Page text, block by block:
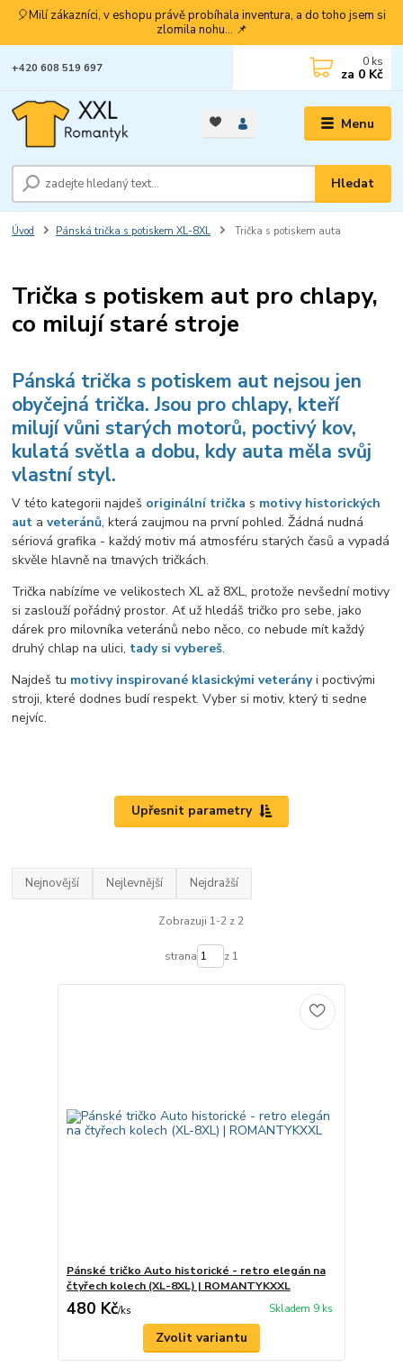
🎈Milí zákazníci, v eshopu právě probíhala inventura, a do toho jsem si
zlomila nohu... 📌
Menu
Hledat
+420 608 519 697 0 ks
za 0 Kč
Úvod Pánská trička s potiskem XL-8XL Trička s potiskem auta
Trička s potiskem aut pro chlapy,
co milují staré stroje
Pánská trička s potiskem aut nejsou jen
obyčejná trička. Jsou pro chlapy, kteří
milují vůni starých motorů, poctivý kov,
kulatá světla a dobu, kdy auta měla svůj
vlastní styl.
V této kategorii najdeš originální trička s motivy historických
aut aveteránů, která zaujmou na první pohled. Žádná nudná
sériová grafika - každý motiv má atmosféru starých časů a vypadá
skvěle hlavně na tmavých tričkách.
Trička nabízíme ve velikostech XL až 8XL, protože nevšední motivy
si zaslouží pořádný prostor. Ať už hledáš tričko pro sebe, jako
dárek pro milovníka veteránů nebo něco, co nebude mít každý
druhý chlap na ulici, tady si vybereš.
Najdeš tu motivy inspirované klasickými veterányi poctivými
stroji, které dodnes budí respekt. Vyber si motiv, který ti sedne
nejvíc.
Upřesnit parametry
Nejnovější Nejlevnější Nejdražší
Zobrazuji 1-2 z 2
strana z 1
Pánské tričko Auto historické - retro elegán na
čtyřech kolech (XL-8XL) | ROMANTYKXXL
480 Kč/ks Skladem 9 ks
Zvolit variantu